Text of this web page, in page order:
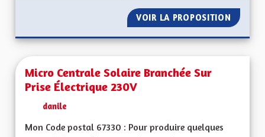
VOIR LA PROPOSITION UNE
Micro Centrale Solaire Branchée Sur
Prise Électrique 230V
danile
Mon Code postal 67330 : Pour produire quelques